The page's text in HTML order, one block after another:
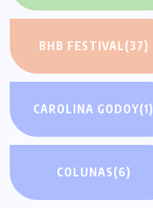
BHB FESTIVAL(37)
CAROLINA GODOY(1)
COLUNAS(6)